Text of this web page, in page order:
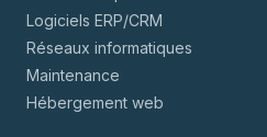
Logiciels ERP/CRM
Réseaux informatiques
Maintenance
Hébergement web